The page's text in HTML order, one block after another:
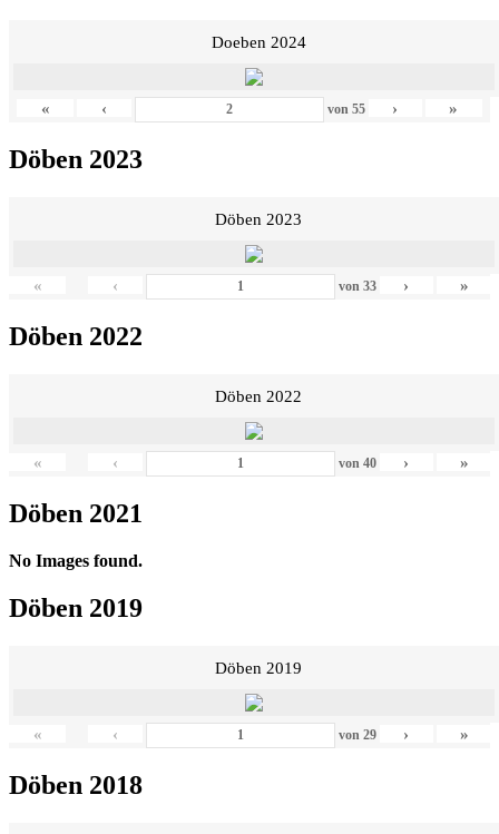
Doeben 2024
« ‹ von 55 › »
Döben 2023
Döben 2023
« ‹ von 33 › »
Döben 2022
Döben 2022
« ‹ von 40 › »
Döben 2021
No Images found.
Döben 2019
Döben 2019
« ‹ von 29 › »
Döben 2018